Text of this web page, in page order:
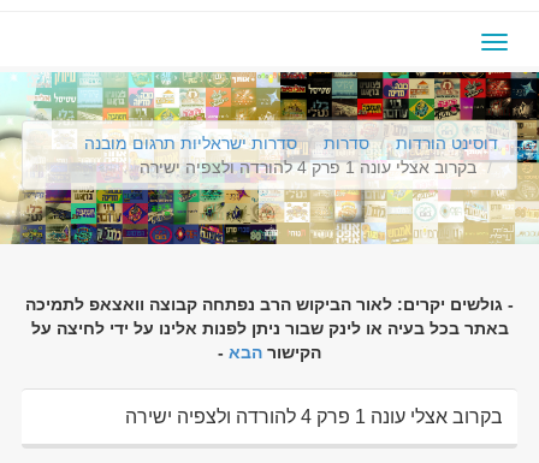
תפריט
ניווט
דוסינט הורדות סדרות
סדרות ישראליות תרגום מובנה
בקרוב אצלי עונה 1 פרק 4 להורדה ולצפיה ישירה
- גולשים יקרים: לאור הביקוש הרב נפתחה קבוצה וואצאפ לתמיכה
באתר בכל בעיה או לינק שבור ניתן לפנות אלינו על ידי לחיצה על
הקישור הבא -
בקרוב אצלי עונה 1 פרק 4 להורדה ולצפיה ישירה